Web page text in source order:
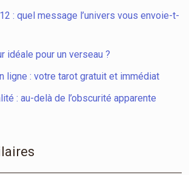
: quel message l’univers vous envoie-t-
idéale pour un verseau ?
ligne : votre tarot gratuit et immédiat
: au-delà de l’obscurité apparente